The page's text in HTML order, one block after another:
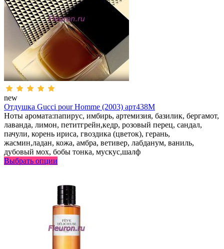
new
Отдушка Gucci pour Homme (2003) арт438M
Ноты аромата:папирус, имбирь, артемизия, базилик, бергамот,
лаванда, лимон, петитгрейн,кедр, розовый перец, сандал,
пачули, корень ириса, гвоздика (цветок), герань,
жасмин,ладан, кожа, амбра, ветивер, лабданум, ваниль,
дубовый мох, бобы тонка, мускус,шалф
Выбрать опции